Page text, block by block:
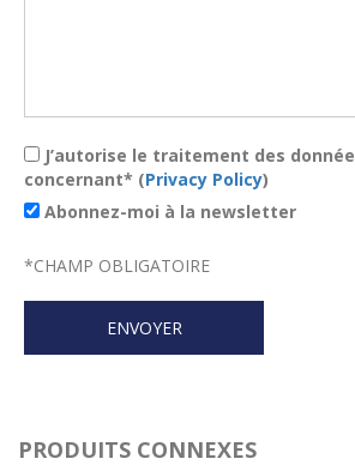
J’autorise le traitement des
concernant* (Privacy Policy)
Abonnez-moi à la newsletter
*CHAMP OBLIGATOIRE
PRODUITS CONNEXES